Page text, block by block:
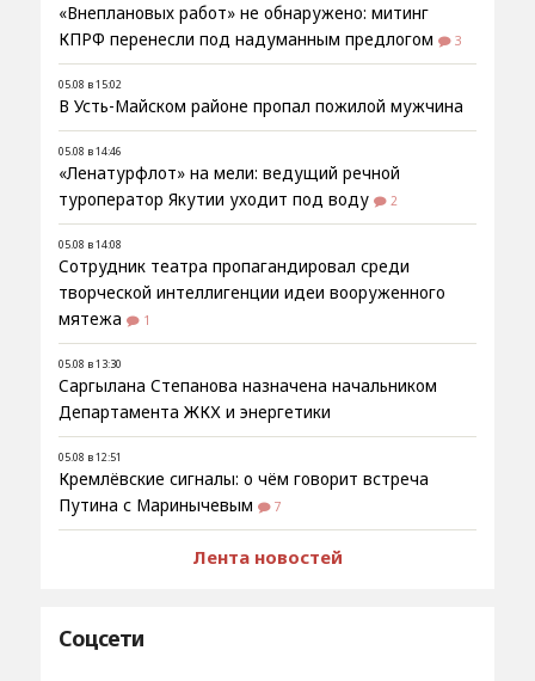
«Внеплановых работ» не обнаружено: митинг
КПРФ перенесли под надуманным предлогом
3
05.08 в 15:02
В Усть-Майском районе пропал пожилой мужчина
05.08 в 14:46
«Ленатурфлот» на мели: ведущий речной
туроператор Якутии уходит под воду
2
05.08 в 14:08
Сотрудник театра пропагандировал среди
творческой интеллигенции идеи вооруженного
мятежа
1
05.08 в 13:30
Саргылана Степанова назначена начальником
Департамента ЖКХ и энергетики
05.08 в 12:51
Кремлёвские сигналы: о чём говорит встреча
Путина с Маринычевым
7
Лента новостей
Соцсети